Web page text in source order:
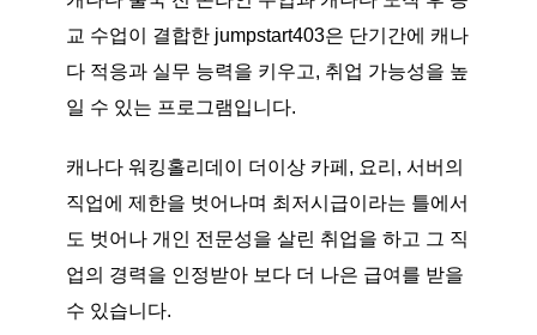
교 수업이 결합한 jumpstart403은 단기간에 캐나
다 적응과 실무 능력을 키우고, 취업 가능성을 높
일 수 있는 프로그램입니다.
캐나다 워킹홀리데이 더이상 카페, 요리, 서버의
직업에 제한을 벗어나며 최저시급이라는 틀에서
도 벗어나 개인 전문성을 살린 취업을 하고 그 직
업의 경력을 인정받아 보다 더 나은 급여를 받을
수 있습니다.